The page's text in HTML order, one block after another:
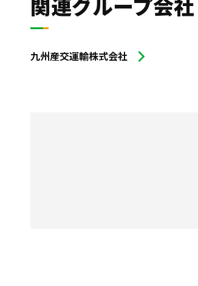
九州産交運輸株式会社